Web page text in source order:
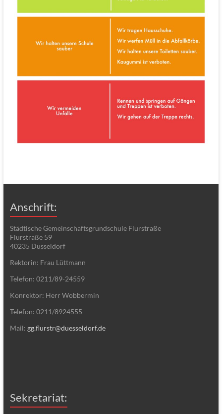
Anschrift:
Städtische Gemeinschaftsgrundschule Flurstraße
Flurstraße 59
40235 Düsseldorf
Rektorin: Frau Lüttmann
Telefon: 0211/89-24559
Konrektor: Herr Wobbermin
Telefon: 0211/8924555
Mail: gg.flurstr@duesseldorf.de
Sekretariat: